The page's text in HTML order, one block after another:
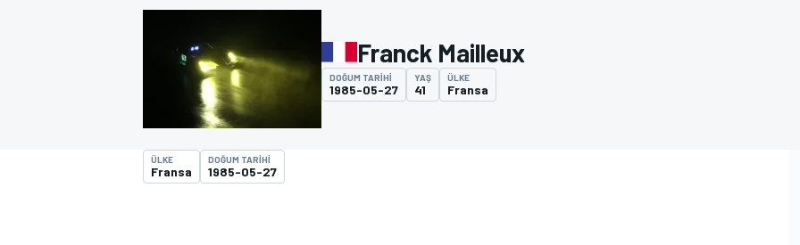
Franck Mailleux
DOĞUM TARIHI
1985-05-27
YAŞ
41
ÜLKE
Fransa
ÜLKE
Fransa
DOĞUM TARIHI
1985-05-27